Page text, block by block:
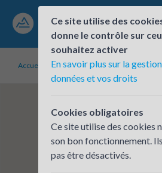
Accueil Établissements inscrits CERA -
Ce site utilise des
donne le contrôle sur
souhaitez activer
En savoir plus sur la
données et vos droits
Cookies obligatoires
Ce site utilise des cookies
son bon fonctionnement.
pas être désactivés.